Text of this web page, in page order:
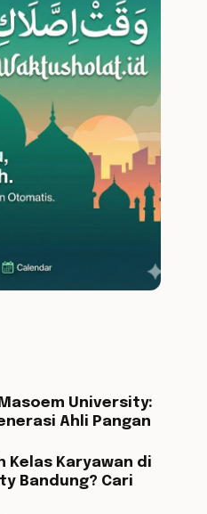
University:
Ahli Pangan
Kelas Karyawan di
Bandung? Cari